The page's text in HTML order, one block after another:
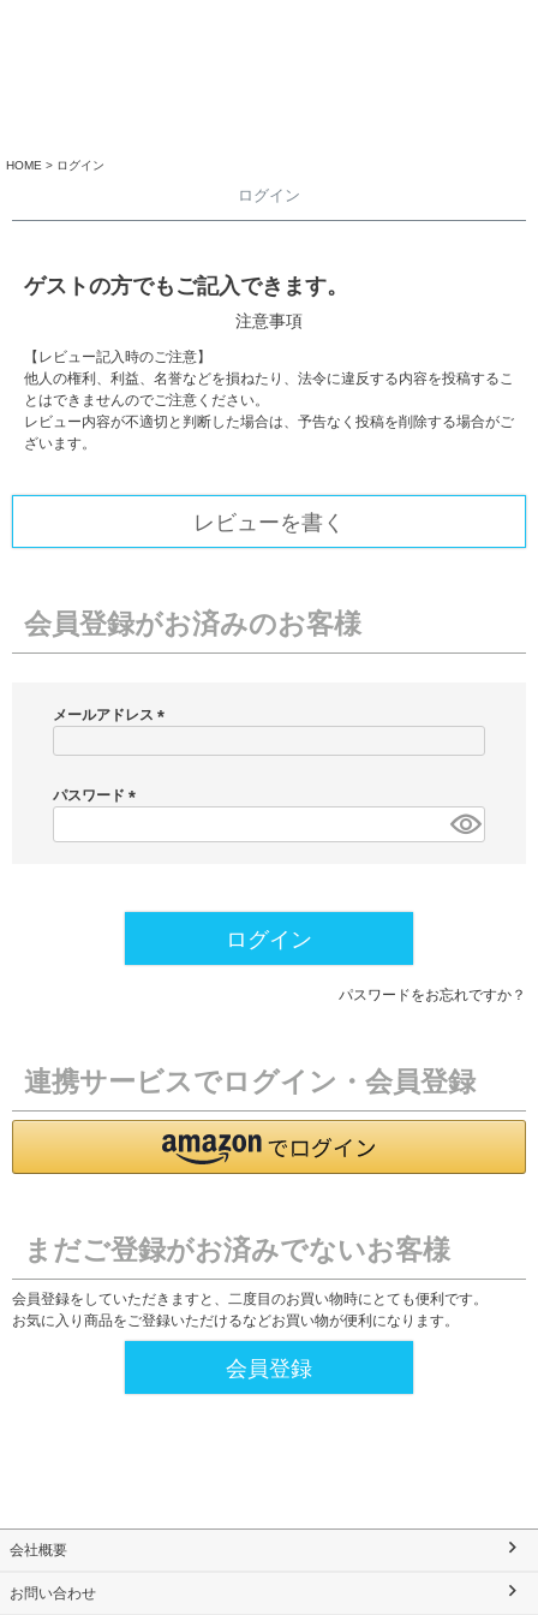
HOME ログイン
ログイン
ゲストの方でもご記入できます。
注意事項
【レビュー記入時のご注意】
他人の権利、利益、名誉などを損ねたり、法令に違反する内容を投稿するこ
とはできませんのでご注意ください。
レビュー内容が不適切と判断した場合は、予告なく投稿を削除する場合がご
ざいます。
レビューを書く
会員登録がお済みのお客様
メールアドレス
)
パスワード
必
ログイン
パスワードをお忘れですか？
連携サービスでログイン・会員登録
まだご登録がお済みでないお客様
会員登録をしていただきますと、二度目のお買い物時にとても便利です。
お気に入り商品をご登録いただけるなどお買い物が便利になります。
会員登録
会社概要
お問い合わせ